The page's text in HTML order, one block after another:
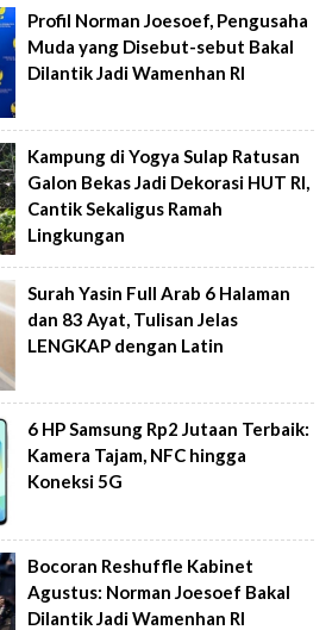
Profil Norman Joesoef, Pengusaha
Muda yang Disebut-sebut Bakal
Dilantik Jadi Wamenhan RI
Kampung di Yogya Sulap Ratusan
Galon Bekas Jadi Dekorasi HUT RI,
Cantik Sekaligus Ramah
Lingkungan
Surah Yasin Full Arab 6 Halaman
dan 83 Ayat, Tulisan Jelas
LENGKAP dengan Latin
6 HP Samsung Rp2 Jutaan Terbaik:
Kamera Tajam, NFC hingga
Koneksi 5G
Bocoran Reshuffle Kabinet
Agustus: Norman Joesoef Bakal
Dilantik Jadi Wamenhan RI